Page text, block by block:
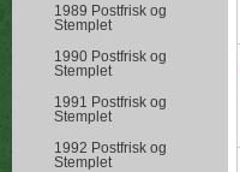
1989 Postfrisk og
Stemplet
1990 Postfrisk og
Stemplet
1991 Postfrisk og
Stemplet
1992 Postfrisk og
Stemplet